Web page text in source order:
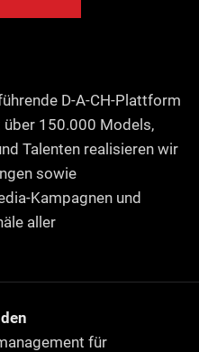
D-A-CH-Plattform
150.000 Models,
Talenten realisieren wir
sowie
Kampagnen und
aller
für